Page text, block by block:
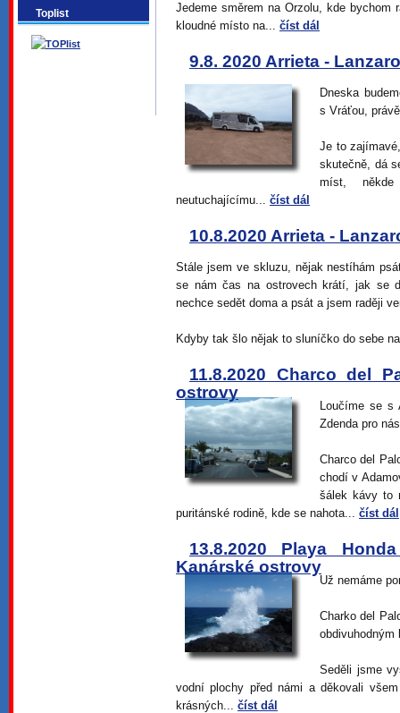
Toplist
Jedeme směrem na Orzolu, kde bychom
kloudné místo na... číst dál
9.8. 2020 Arrieta -
Dneska
s Vráťou,
Je to
skutečně, dá
míst,
neutuchajícímu... číst dál
10.8.2020 Arrieta -
Stále jsem ve skluzu, nějak nestíhám
se nám čas na ostrovech krátí, jak se
nechce sedět doma a psát a jsem raději
Kdyby tak šlo nějak to sluníčko do sebe
11.8.2020 Charco del
ostrovy
Loučíme se s
Zdenda pro
Charco del
chodí v
šálek kávy to
puritánské rodině, kde se nahota... číst dál
13.8.2020 Playa
Kanárské ostrovy
Už nemáme
Charko del
obdivuhodným
Seděli jsme
vodní plochy před námi a děkovali
krásných... číst dál